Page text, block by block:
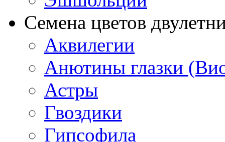
Семена цветов
Аквилегии
Анютины глазки
Астры
Гвоздики
Гипсофила